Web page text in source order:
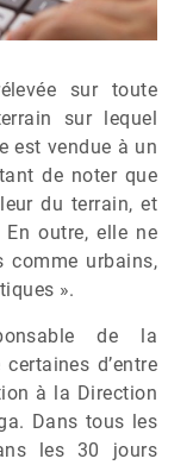
sur toute
sur lequel
est vendue à un
de noter que
du terrain, et
outre, elle ne
comme urbains,
».
de la
d’entre
à la Direction
Dans tous les
les 30 jours